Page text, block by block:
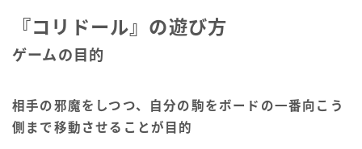
『コリドール』の遊び方
ゲームの目的
相手の邪魔をしつつ、自分の駒をボードの一番向こう
側まで移動させることが目的